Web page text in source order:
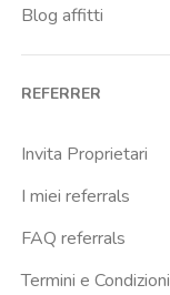
Blog affitti
REFERRER
Invita Proprietari
I miei referrals
FAQ referrals
Termini e Condizioni